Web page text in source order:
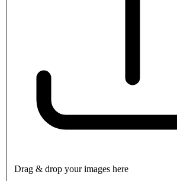
Drag & drop your images here